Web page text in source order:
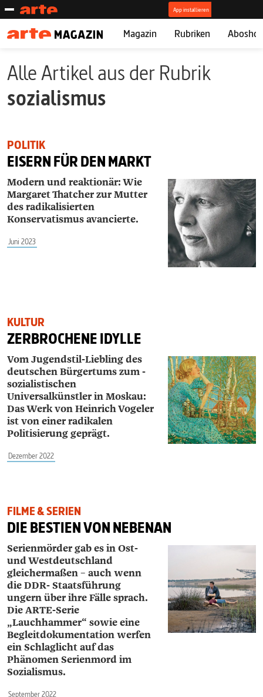
Magazin Rubriken
Alle Artikel aus der Rubrik
sozialismus
POLITIK
EISERN FÜR DEN MARKT
Modern und reaktionär: Wie
Margaret Thatcher zur Mutter
des radikalisierten
Konservatismus avancierte.
Juni 2023
KULTUR
ZERBROCHENE IDYLLE
Vom Jugendstil-Liebling des
deutschen Bürgertums zum ­
sozialistischen
Universalkünstler in Moskau:
Das Werk von ­Heinrich ­Vogeler
ist von einer radikalen
Politisierung geprägt.
Dezember 2022
FILME & SERIEN
DIE BESTIEN VON NEBENAN
Serienmörder gab es in Ost-
und Westdeutschland
gleichermaßen – auch wenn
die DDR- Staatsführung
ungern über ihre Fälle sprach.
Die ARTE-Serie
„Lauchhammer“ sowie eine
Begleitdokumentation werfen
ein Schlaglicht auf das
Phänomen Serienmord im
Sozialismus.
September 2022